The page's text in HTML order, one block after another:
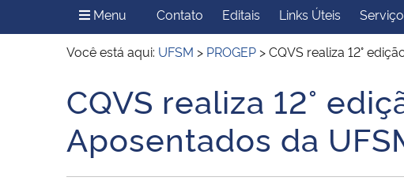
Ministério do Meio Ambiente Ministério do Turismo
Secretaria de Governo
Gabinete de Segurança
Institucional
Menu Menu Principal do Sítio
Contato Editais Links Úteis
Você está aqui: UFSM > PROGEP >CQVS realiza 12°
Início do conteúdo
CQVS realiza 12°
Aposentados da